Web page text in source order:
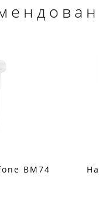
BM74